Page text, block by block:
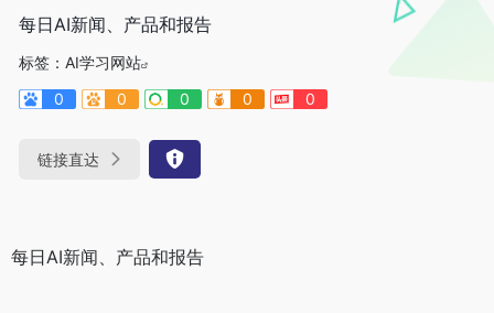
每日AI新闻、产品和报告
标签： AI学习网站
0
0 0 0 0
链接直达
每日AI新闻、产品和报告